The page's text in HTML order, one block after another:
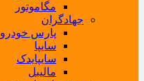
مگاموتور
جهادگران
پارس خودرو
سایپا
سایپایدک
مالیبل